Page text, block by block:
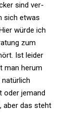
sind ver­
sich etwas
würde ich
zum
Ist leider
man herum
natür­lich
oder jemand
aber das steht